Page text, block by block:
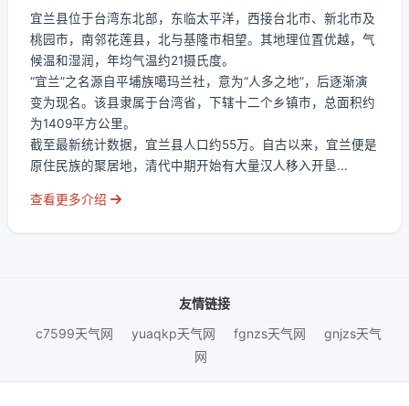
宜兰县位于台湾东北部，东临太平洋，西接台北市、新北市及
桃园市，南邻花莲县，北与基隆市相望。其地理位置优越，气
候温和湿润，年均气温约21摄氏度。
“宜兰”之名源自平埔族噶玛兰社，意为“人多之地”，后逐渐演
变为现名。该县隶属于台湾省，下辖十二个乡镇市，总面积约
为1409平方公里。
截至最新统计数据，宜兰县人口约55万。自古以来，宜兰便是
原住民族的聚居地，清代中期开始有大量汉人移入开垦...
查看更多介绍
友情链接
c7599天气网
yuaqkp天气网 fgnzs天气网
gnjzs天气
网